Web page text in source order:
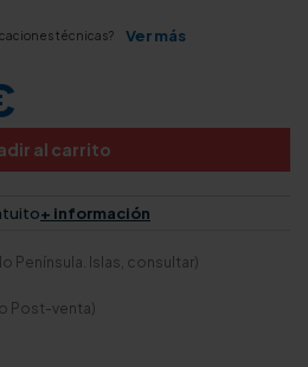
técnicas? Ver más
al carrito
+ información
Península. Islas, consultar)
Post-venta)